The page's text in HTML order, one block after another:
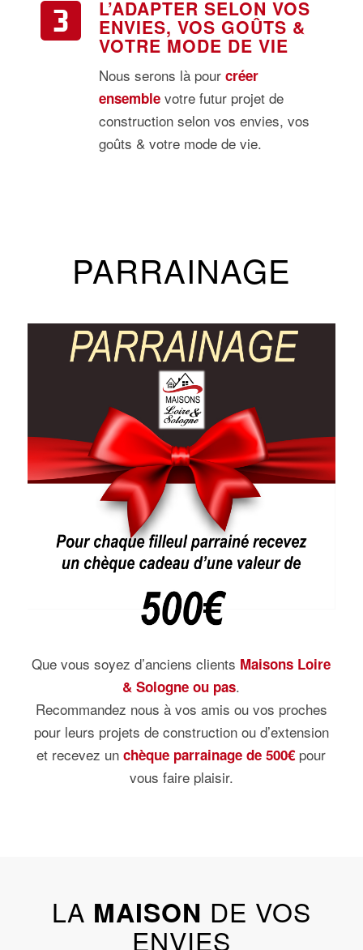
L’ADAPTER SELON VOS
ENVIES, VOS GOÛTS &
VOTRE MODE DE VIE
Nous serons là pour créer
ensemble votre futur projet de
construction selon vos envies, vos
goûts & votre mode de vie.
PARRAINAGE
Que vous soyez d’anciens clients Maisons Loire
& Sologne ou pas.
Recommandez nous à vos amis ou vos proches
pour leurs projets de construction ou d’extension
et recevez unchèque parrainage de 500€pour
vous faire plaisir.
LA MAISON DE VOS
ENVIES